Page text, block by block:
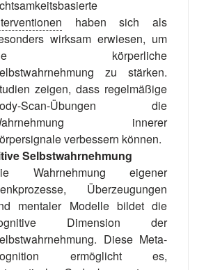
haben sich als
wirksam erwiesen, um
körperliche
zu stärken.
zeigen, dass regelmäßige
Scan-Übungen die
innerer
verbessern können.
Selbstwahrnehmung
Wahrnehmung eigener
Überzeugungen
mentaler Modelle bildet die
Dimension der
Diese Meta-
ermöglicht es,